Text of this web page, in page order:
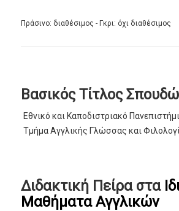
Πράσινο: διαθέσιμος - Γκρι: όχι διαθέσιμος
Βασικός Τίτλος
Εθνικό και Καποδιστριακό
Τμήμα Αγγλικής Γλώσσας και
Διδακτική Πείρα στα
Μαθήματα Αγγλικών